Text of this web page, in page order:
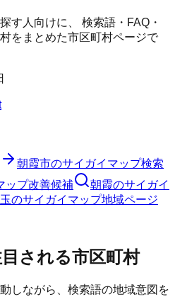
す人向けに、 検索語・FAQ・
をまとめた市区町村ページで
朝霞市のサイガイマップ検索
ップ改善候補
朝霞のサイガイ
のサイガイマップ地域ページ
される市区町村
しながら、検索語の地域意図を